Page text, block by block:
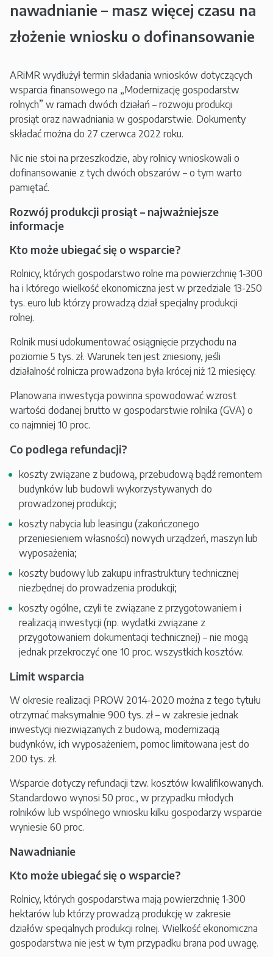
nawadnianie – masz więcej czasu na
złożenie wniosku o dofinansowanie
ARiMR wydłużył termin składania wniosków dotyczących
wsparcia finansowego na „Modernizację gospodarstw
rolnych” w ramach dwóch działań – rozwoju produkcji
prosiąt oraz nawadniania w gospodarstwie. Dokumenty
składać można do 27 czerwca 2022 roku.
Nic nie stoi na przeszkodzie, aby rolnicy wnioskowali o
dofinansowanie z tych dwóch obszarów – o tym warto
pamiętać.
Rozwój produkcji prosiąt – najważniejsze
informacje
Kto może ubiegać się o wsparcie?
Rolnicy, których gospodarstwo rolne ma powierzchnię 1-300
ha i którego wielkość ekonomiczna jest w przedziale 13-250
tys. euro lub którzy prowadzą dział specjalny produkcji
rolnej.
Rolnik musi udokumentować osiągnięcie przychodu na
poziomie 5 tys. zł. Warunek ten jest zniesiony, jeśli
działalność rolnicza prowadzona była krócej niż 12 miesięcy.
Planowana inwestycja powinna spowodować wzrost
wartości dodanej brutto w gospodarstwie rolnika (GVA) o
co najmniej 10 proc.
Co podlega refundacji?
koszty związane z budową, przebudową bądź remontem
budynków lub budowli wykorzystywanych do
prowadzonej produkcji;
koszty nabycia lub leasingu (zakończonego
przeniesieniem własności) nowych urządzeń, maszyn lub
wyposażenia;
koszty budowy lub zakupu infrastruktury technicznej
niezbędnej do prowadzenia produkcji;
koszty ogólne, czyli te związane z przygotowaniem i
realizacją inwestycji (np. wydatki związane z
przygotowaniem dokumentacji technicznej) – nie mogą
jednak przekroczyć one 10 proc. wszystkich kosztów.
Limit wsparcia
W okresie realizacji PROW 2014-2020 można z tego tytułu
otrzymać maksymalnie 900 tys. zł – w zakresie jednak
inwestycji niezwiązanych z budową, modernizacją
budynków, ich wyposażeniem, pomoc limitowana jest do
200 tys. zł.
Wsparcie dotyczy refundacji tzw. kosztów kwalifikowanych.
Standardowo wynosi 50 proc., w przypadku młodych
rolników lub wspólnego wniosku kilku gospodarzy wsparcie
wyniesie 60 proc.
Nawadnianie
Kto może ubiegać się o wsparcie?
Rolnicy, których gospodarstwa mają powierzchnię 1-300
hektarów lub którzy prowadzą produkcję w zakresie
działów specjalnych produkcji rolnej. Wielkość ekonomiczna
gospodarstwa nie jest w tym przypadku brana pod uwagę.